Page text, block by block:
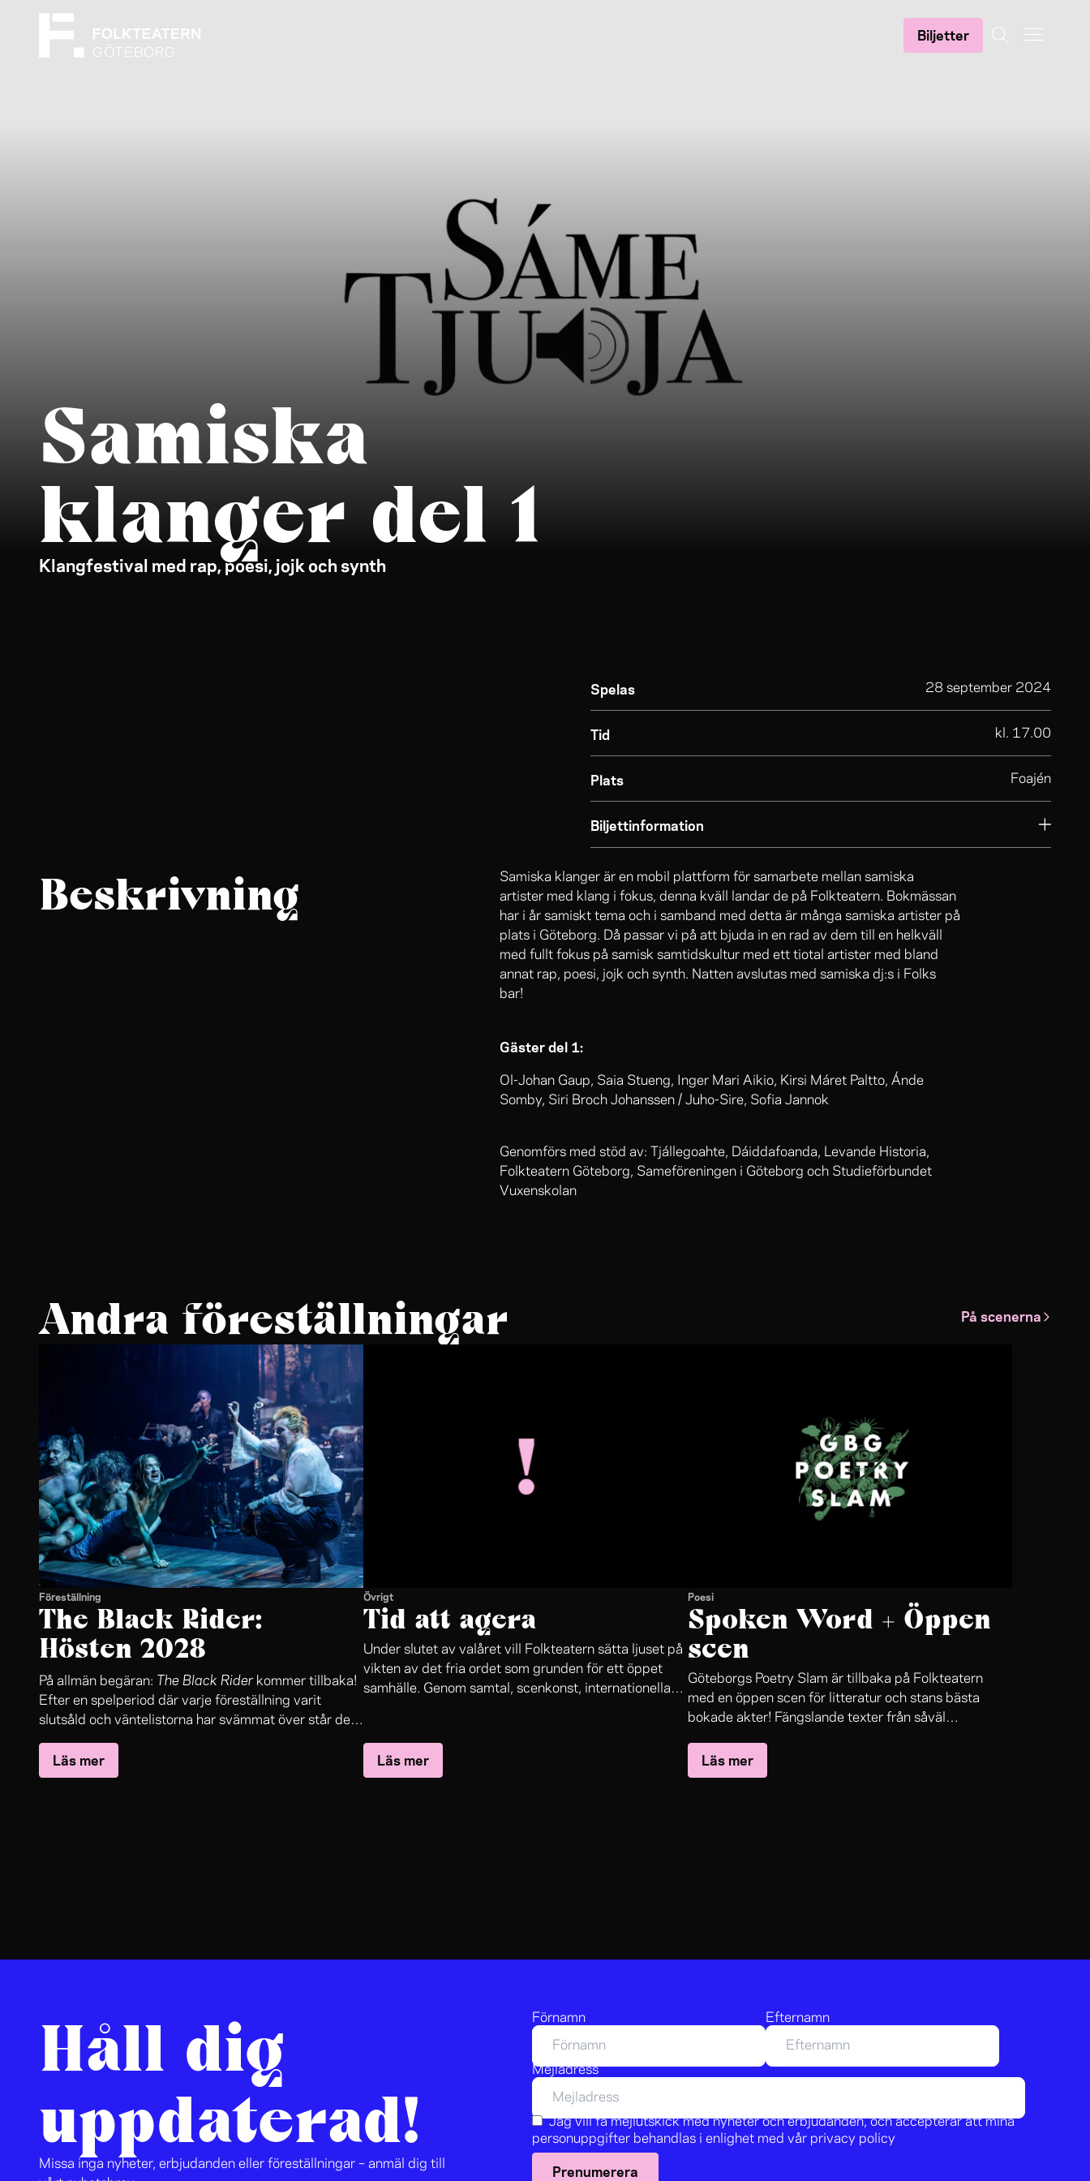
Biljetter
Samiska
klanger del 1
Klangfestival med rap, poesi, jojk och synth
Spelas 28 september 2024
Tid kl. 17.00
Plats Foajén
Biljettinformation
Beskrivning
Samiska klanger är en mobil plattform för samarbete mellan samiska
artister med klang i fokus, denna kväll landar de på Folkteatern. Bokmässan
har i år samiskt tema och i samband med detta är många samiska artister på
plats i Göteborg. Då passar vi på att bjuda in en rad av dem till en helkväll
med fullt fokus på samisk samtidskultur med ett tiotal artister med bland
annat rap, poesi, jojk och synth. Natten avslutas med samiska dj:s i Folks
bar!
Gäster del 1:
Ol-Johan Gaup, Saia Stueng, Inger Mari Aikio, Kirsi Máret Paltto, Ánde
Somby, Siri Broch Johanssen / Juho-Sire, Sofia Jannok
Genomförs med stöd av: Tjállegoahte, Dáiddafoanda, Levande Historia,
Folkteatern Göteborg, Sameföreningen i Göteborg och Studieförbundet
Vuxenskolan
Andra föreställningar På scenerna
Föreställning
The Black Rider:
Hösten 2028
På allmän begäran: The Black Riderkommer tillbaka!
Efter en spelperiod där varje föreställning varit
slutsåld och väntelistorna har svämmat över står det
nu klart:The Black Rider
stora scen.
Läs mer
Övrigt
Tid att agera
Under slutet av valåret vill Folkteatern sätta ljuset på
vikten av det fria ordet som grunden för ett öppet
samhälle. Genom samtal, scenkonst, internationella
Posten blir Folkteatern en levande mötesplats för
publik, konstnärer, politiker, journalister, forskare och
Läs mer
Poesi
Spoken Word + Öppen
scen
Göteborgs Poetry Slam är tillbaka på Folkteatern
med en öppen scen för litteratur och stans bästa
bokade akter! Fängslande texter från såväl
mästare i poetry slam och etablerade bokpoeter. Här
blandas nyfikna debutanter med världsnamn inom
Läs mer
Håll dig
uppdaterad!
Missa inga nyheter, erbjudanden eller föreställningar – anmäl dig till
Förnamn Efternamn
Mejladress
Jag vill få mejlutskick med nyheter och erbjudanden, och accepterar att mina
personuppgifter behandlas i enlighet med vår privacy policy
Prenumerera